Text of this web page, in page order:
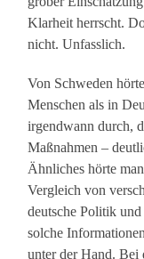
Klarheit herrscht.
nicht. Unfasslich.
Von Schweden
Menschen als in
irgendwann durch,
Maßnahmen –
Ähnliches hörte
Vergleich von
deutsche Politik
solche
unter der Hand. Bei